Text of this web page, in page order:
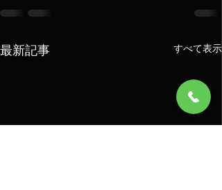
最新記事 すべて表示